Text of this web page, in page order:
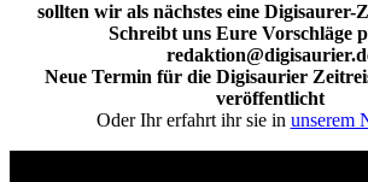
sollten wir als nächstes eine Digisaurer-
Schreibt uns Eure Vorschläge
Neue Termin für die Digisaurier
veröffentlicht
Oder Ihr erfahrt ihr sie in unserem